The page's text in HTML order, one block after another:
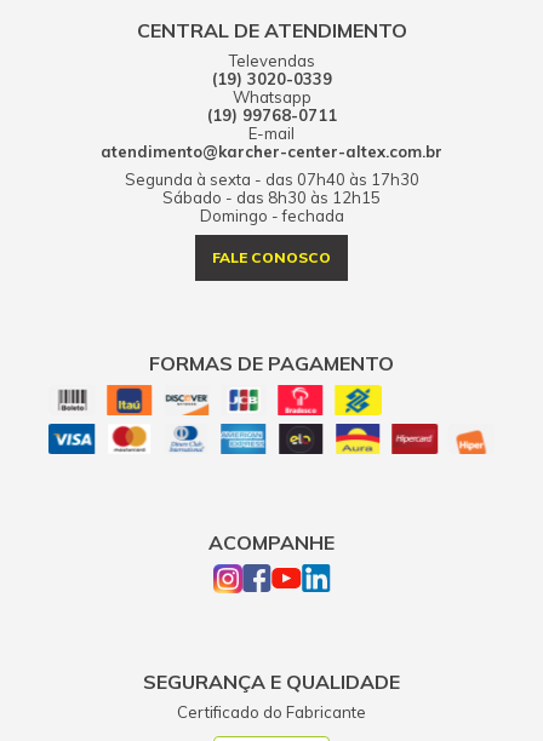
CENTRAL DE ATENDIMENTO
Televendas
(19) 3020-0339
Whatsapp
(19) 99768-0711
E-mail
atendimento@karcher-center-altex.com.br
Segunda à sexta - das 07h40 às 17h30
Sábado - das 8h30 às 12h15
Domingo - fechada
FALE CONOSCO
FORMAS DE PAGAMENTO
ACOMPANHE
SEGURANÇA E QUALIDADE
Certificado do Fabricante